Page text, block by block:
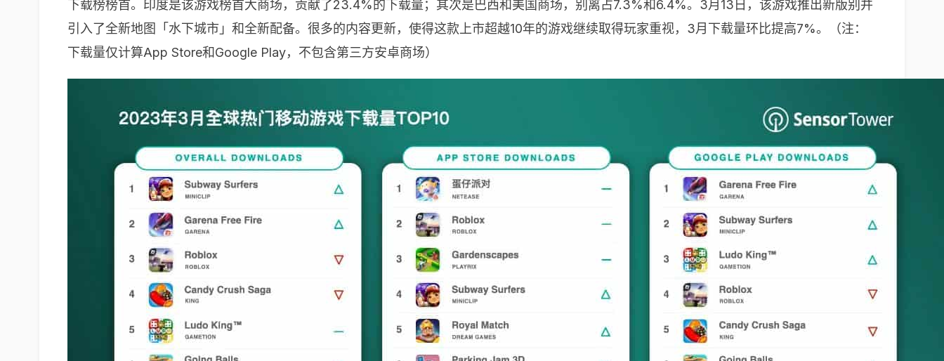
下载榜榜首。印度是该游戏榜首大商场，贡献了23.4%的下载量；其次是巴西和美国商场，别离占7.3%和6.4%。3月13日，该游戏推出新版别并
引入了全新地图「水下城市」和全新配备。很多的内容更新，使得这款上市超越10年的游戏继续取得玩家重视，3月下载量环比提高7%。（注：
下载量仅计算App Store和Google Play，不包含第三方安卓商场）